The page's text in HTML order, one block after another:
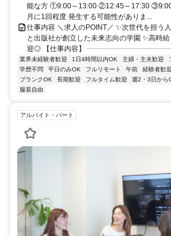
能な方 ①9:00～13:00 ②12:45～17:30
月に1回程度 発生する可能性がありま...
仕事内容 ＼求人のPOINT／ ✨次世代を担う
と出版社が創立した未来志向の学園 ✨高時
迎◎ 【仕事内容】
業界未経験者歓迎 1日4時間以内OK 主婦・主夫歓迎
学歴不問
平日のみOK フルリモート 午前 経験者歓迎
ブランクOK
長期歓迎 フルタイム歓迎 週2・3日から
服装自由
アルバイト・パート